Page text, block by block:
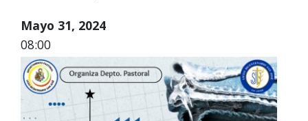
Mayo 31, 2024
08:00